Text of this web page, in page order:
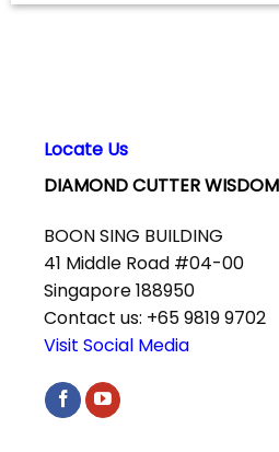
Locate Us
DIAMOND CUTTER WISDOM
BOON SING BUILDING
41 Middle Road #04-00
Singapore 188950
Contact us: +65 9819 9702
Visit Social Media